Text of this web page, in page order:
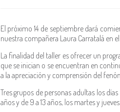
El próximo 14 de septiembre dará
nuestra compañera Laura Carratalá en
La finalidad del taller es ofrecer un
que se inician o se encuentran en
a la apreciación y comprensión del
Tres grupos de personas adultas los
años y de 9 a 13 años, los martes y jueves.